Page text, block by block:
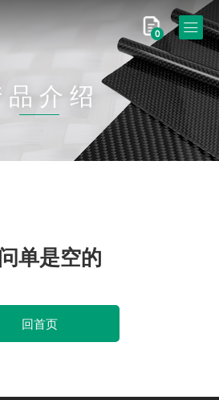
0
品介绍
单是空的
回首页